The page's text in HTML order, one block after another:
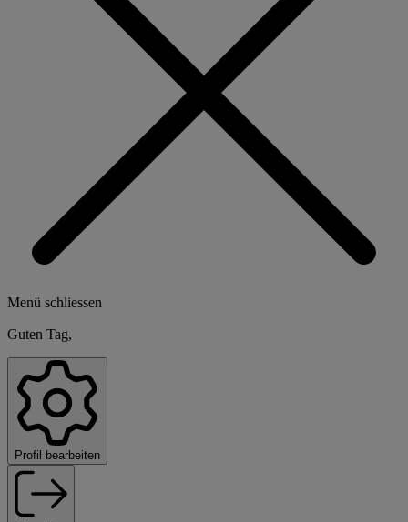
Menü schliessen
Guten Tag,
Profil bearbeiten